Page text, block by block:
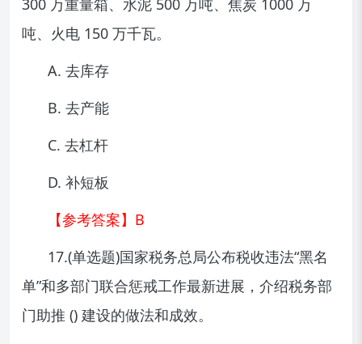
300 万重量箱、水泥 500 万吨、焦炭 1000 万
吨、火电 150 万千瓦。
A. 去库存
B. 去产能
C. 去杠杆
D. 补短板
【参考答案】B
17.(单选题)国家税务总局公布税收违法“黑名
单”和多部门联合惩戒工作最新进展，介绍税务部
门助推 () 建设的做法和成效。